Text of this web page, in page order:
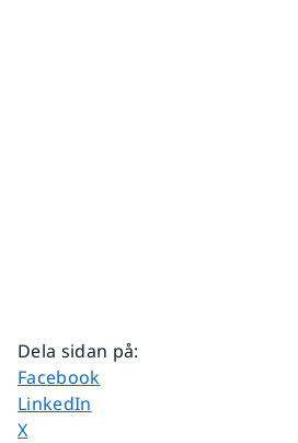
Dela sidan på:
Dela sidan på
Facebook
Dela sidan på
LinkedIn
Dela sidan på
X